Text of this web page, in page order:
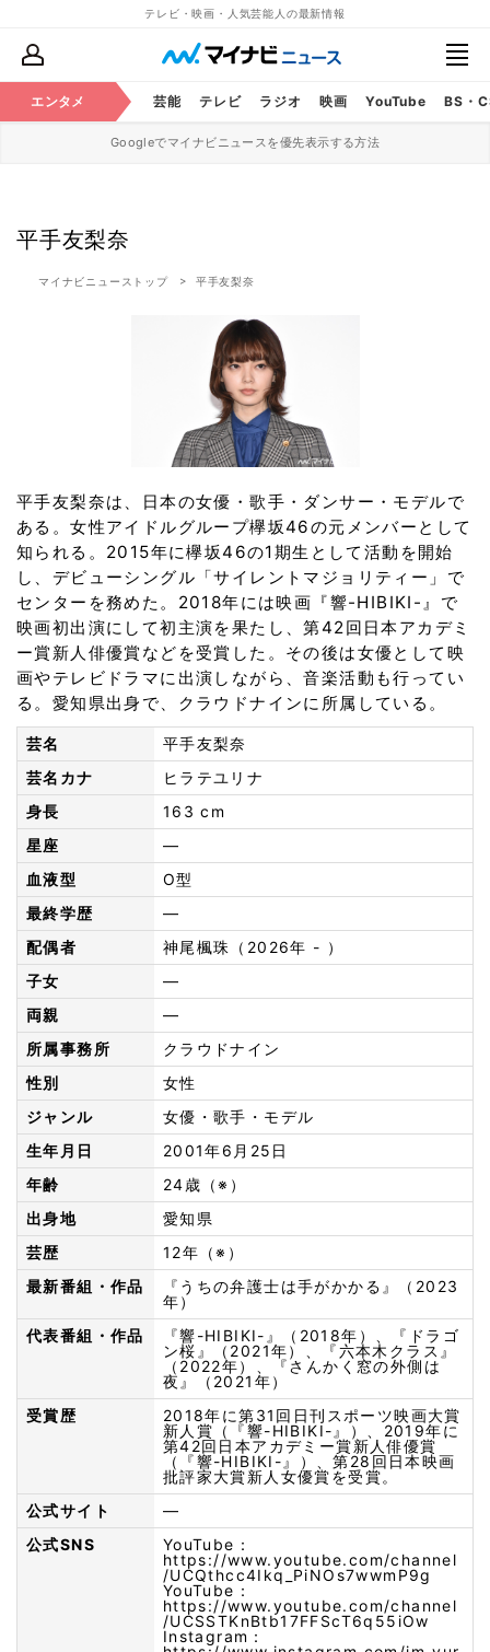
テレビ・映画・人気芸能人の最新情報
エンタメ 芸能 テレビ ラジオ 映画 YouTube BS・
Googleでマイナビニュースを優先表示する方法
平手友梨奈
マイナビニューストップ 平手友梨奈
平手友梨奈は、日本の女優・歌手・ダンサー・モデルで
ある。女性アイドルグループ欅坂46の元メンバーとして
知られる。2015年に欅坂46の1期生として活動を開始
し、デビューシングル「サイレントマジョリティー」で
センターを務めた。2018年には映画『響-HIBIKI-』で
映画初出演にして初主演を果たし、第42回日本アカデミ
ー賞新人俳優賞などを受賞した。その後は女優として映
画やテレビドラマに出演しながら、音楽活動も行ってい
る。愛知県出身で、クラウドナインに所属している。
芸名
平手友梨奈
芸名カナ
ヒラテユリナ
身長
163 cm
星座
—
血液型
O型
最終学歴
—
配偶者
神尾楓珠（2026年 - ）
子女
—
両親
—
所属事務所
クラウドナイン
性別
女性
ジャンル
女優・歌手・モデル
生年月日
2001年6月25日
年齢
24歳（※）
出身地
愛知県
芸歴
12年（※）
最新番組・作品
『うちの弁護士は手がかかる』（2023
年）
代表番組・作品
『響-HIBIKI-』（2018年）、『ドラゴ
ン桜』（2021年）、『六本木クラス』
（2022年）、『さんかく窓の外側は
夜』（2021年）
受賞歴
2018年に第31回日刊スポーツ映画大賞
新人賞（『響-HIBIKI-』）、2019年に
第42回日本アカデミー賞新人俳優賞
（『響-HIBIKI-』）、第28回日本映画
批評家大賞新人女優賞を受賞。
公式サイト
—
公式SNS
YouTube：
https://www.youtube.com/channel
/UCQthcc4Ikq_PiNOs7wwmP9g
YouTube：
https://www.youtube.com/channel
/UCSSTKnBtb17FFScT6q55iOw
Instagram：